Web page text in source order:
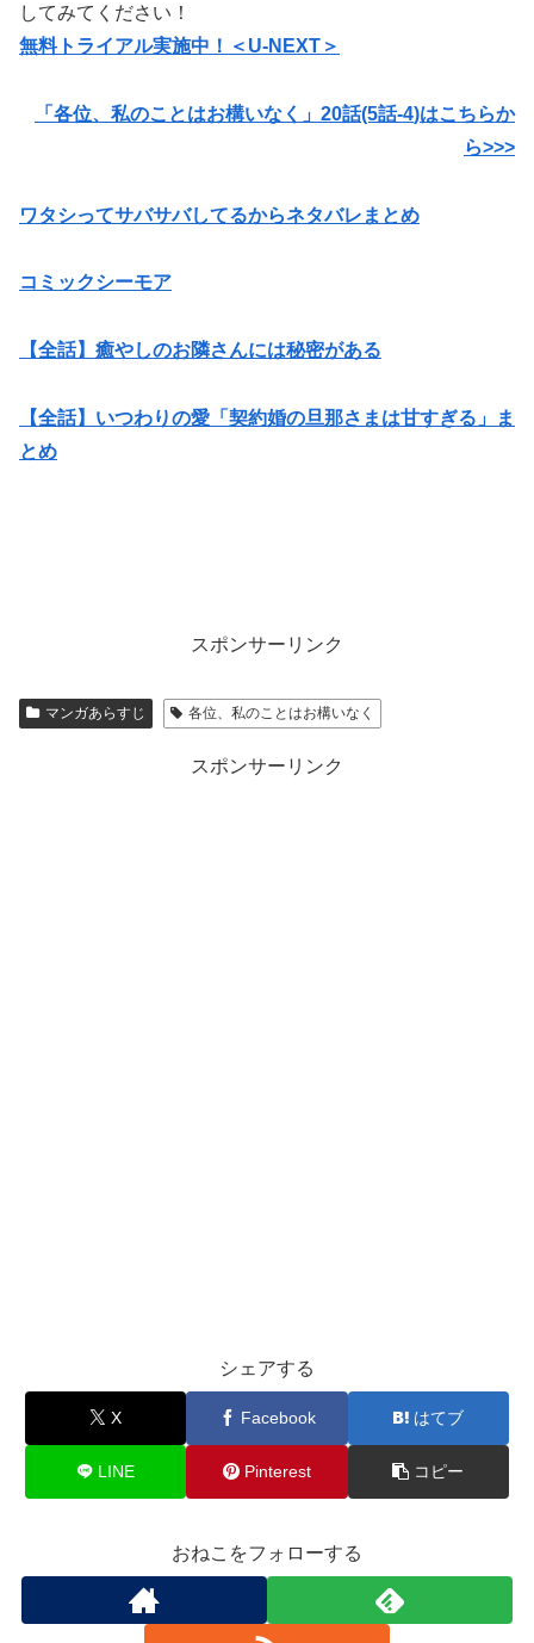
してみてください！
無料トライアル実施中！＜U-NEXT＞
「各位、私のことはお構いなく」20話(5話-4)はこちらか
ら>>>
ワタシってサバサバしてるからネタバレまとめ
コミックシーモア
【全話】癒やしのお隣さんには秘密がある
【全話】いつわりの愛「契約婚の旦那さまは甘すぎる」ま
とめ
スポンサーリンク
マンガあらすじ 各位、私のことはお構いなく
スポンサーリンク
シェアする
X Facebook はてブ
LINE Pinterest コピー
おねこをフォローする